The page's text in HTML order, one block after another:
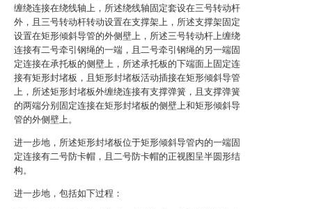
缠绕连接在绕线轴上，所述绕线轴固定套设在三号转动杆
外，且三号转动杆转动设置在支撑架上，所述支撑架固定
设置在矩形倾斜导管的外侧壁上，所述三号转动杆上缠绕
连接有二号牵引钢绳的一端，且二号牵引钢绳的另一端固
定连接在承托板的侧壁上，所述承托板的下端面上固定连
接有矩形封堵板，且矩形封堵板活动插接在矩形倾斜导管
上，所述矩形封堵板外缠绕连接有支撑弹簧，且支撑弹簧
的两端分别固定连接在矩形封堵板的侧壁上和矩形倾斜导
管的外侧壁上。
进一步地，所述矩形封堵板位于矩形倾斜导管内的一端固
定连接有二号防卡帽，且二号防卡帽的正视图呈半圆形结
构。
进一步地，包括如下过程：